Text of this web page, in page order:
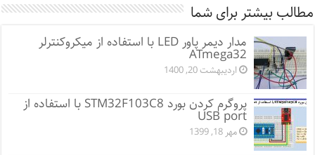
مطالب بیشتر برای شما
مدار دیمر پاور LED با استفاده از میکروکنترلر
ATmega32
اردیبهشت 20, 1400
پروگرم کردن بورد STM32F103C8 با استفاده از
USB port
مهر 18, 1399